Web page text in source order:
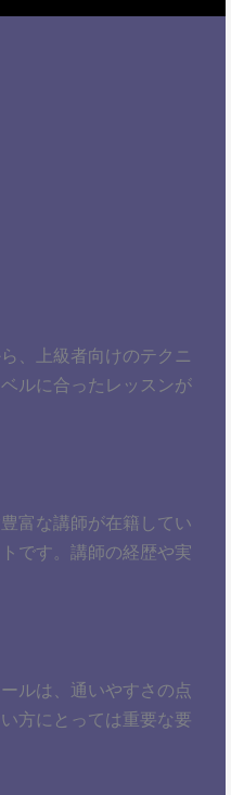
、上級者向けのテクニ
ルに合ったレッスンが
富な講師が在籍してい
です。講師の経歴や実
ルは、通いやすさの点
方にとっては重要な要